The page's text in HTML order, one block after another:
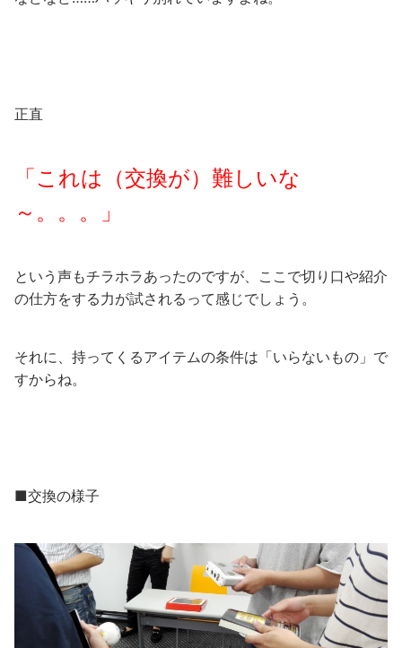
正直
「これは（交換が）難しいな
～。。。」
という声もチラホラあったのですが、ここで切り口や紹介
の仕方をする力が試されるって感じでしょう。
それに、持ってくるアイテムの条件は「いらないもの」で
すからね。
■交換の様子